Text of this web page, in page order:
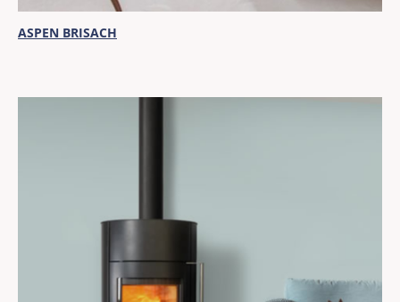
ASPEN BRISACH